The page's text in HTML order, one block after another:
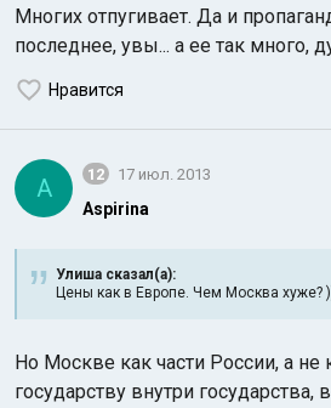
Многих отпугивает. Да и
последнее, увы... а ее так много,
Нравится
A 12 17 июл. 2013
Aspirina
Улиша сказал(а):
Цены как в Европе. Чем Москва хуже?
Но Москве как части России, а не
государству внутри